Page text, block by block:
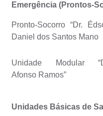
Emergência (Prontos-
Pronto-Socorro “Dr.
Daniel dos Santos Mano
Unidade Modular
Afonso Ramos”
Unidades Básicas de